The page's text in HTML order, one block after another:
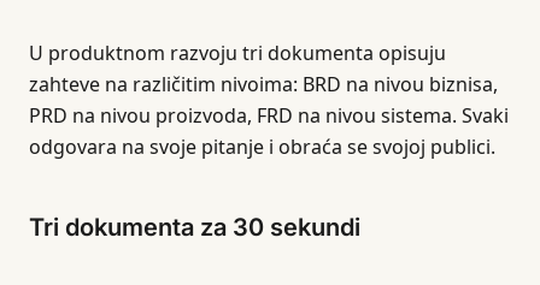
U produktnom razvoju tri dokumenta opisuju
zahteve na različitim nivoima: BRD na nivou biznisa,
PRD na nivou proizvoda, FRD na nivou sistema. Svaki
odgovara na svoje pitanje i obraća se svojoj publici.
Tri dokumenta za 30 sekundi